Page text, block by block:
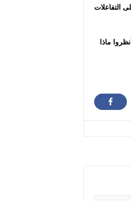
التفاعلات
ماذا